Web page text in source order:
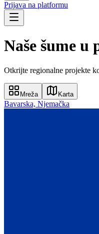
Prijava na platformu
Naše šume u
Otkrijte regionalne projekte
Mreža Karta
Bavarska, Njemačka